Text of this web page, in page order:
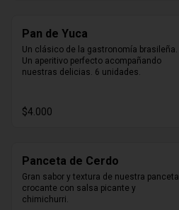
Pan de Yuca
Un clásico de la gastronomía brasileña.
Un aperitivo perfecto acompañando
nuestras delicias. 6 unidades.
$4.000
Panceta de Cerdo
Gran sabor y textura de nuestra panceta
crocante con salsa picante y
chimichurri.